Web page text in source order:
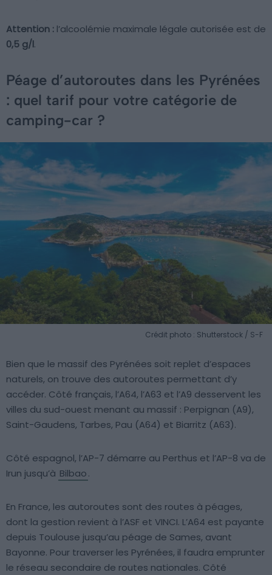
Attention : l’alcoolémie maximale légale autorisée est de
0,5 g/l.
Péage d’autoroutes dans les Pyrénées
: quel tarif pour votre catégorie de
camping-car ?
Crédit photo : Shutterstock / S-F
Bien que le massif des Pyrénées soit replet d’espaces
naturels, on trouve des autoroutes permettant d’y
accéder. Côté français, l’A64, l’A63 et l’A9 desservent les
villes du sud-ouest menant au massif : Perpignan (A9),
Saint-Gaudens, Tarbes, Pau (A64) et Biarritz (A63).
Côté espagnol, l’AP-7 démarre au Perthus et l’AP-8 va de
Irun jusqu’à Bilbao.
En France, les autoroutes sont des routes à péages,
dont la gestion revient à l’ASF et VINCI. L’A64 est payante
depuis Toulouse jusqu’au péage de Sames, avant
Bayonne. Pour traverser les Pyrénées, il faudra emprunter
le réseau secondaire de routes nationales. Côté